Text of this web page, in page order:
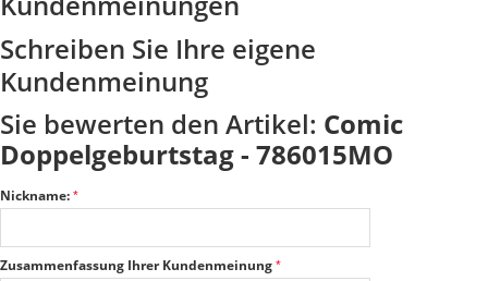
Schreiben Sie Ihre eigene
Kundenmeinung
Sie bewerten den Artikel: Comic
Doppelgeburtstag - 786015MO
Nickname:
Zusammenfassung Ihrer Kundenmeinung